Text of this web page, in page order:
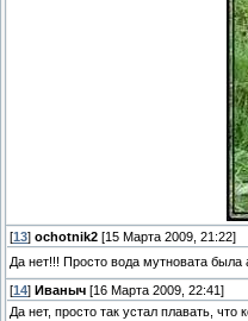
[13] ochotnik2 [15 Марта 2009, 21:22]
Да нет!!! Просто вода мутновата была
[14] Иваныч [16 Марта 2009, 22:41]
Да нет, просто так устал плавать,